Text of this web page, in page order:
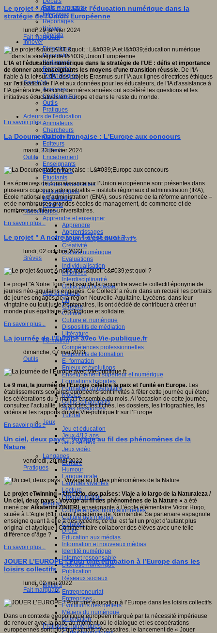
Faits marquants
Interviews
Reportages
Brèves
Agenda
Innover
Didactique
Dispositifs
Pédagogie
Recherche
Technologies
Savoir(s)
Analyses
Conférences
Outils
Pratiques
Acteurs de l'éducation
Animateurs
Chercheurs
Collectivités
Editeurs
EdTech
Encadrement
Enseignants
Entreprises
Etudiants
Filières industrielles
Institutionnels
Médiateurs
Parents
Thématiques
Apprendre et enseigner
Apprendre
Apprentissages
Apprentissages collaboratifs
Créativité
Culture numérique
Evaluations
Individualisation
Initiatives
Interdisciplinarité
Outils pour la classe
Arts et Culture
Art
Cinéma
Culture
Culture et numérique
Dispositifs de médiation
Littérature
Formation
Compétences professionnelles
Dispositifs de formation
E- formation
Enjeux et évolutions
Enseignement supérieur et numérique
Formations hybrides
Formation universitaire
Mooc’s
Outils collaboratifs
Sites ressources
Tutorat
Jeux
Jeu et éducation
Jeux 4/12 ans
Jeux sérieux
Jeux vidéo
Langages
Ecriture
Humour
Langue orale
Langues vivantes
Lecture
Programmation
Médias
Compétences informationnelles
Culture des médias
Curation
Droits
Education aux médias
Information et nouveaux médias
Identité numérique
Internet responsable
Littératie numérique
Publication
Réseaux sociaux
Métiers
Entrepreneuriat
Entreprises
Evolutions des métiers
Métiers du numérique
Orientation
Pratiques numériques
Le projet " AI4T " : L'IA et l'éducation numérique dans la
stratégie de l'Union Européenne
lundi, 29 janvier 2024
Fait marquant
L'IA et l'éducation numérique dans la stratégie de l'UE : défis et importance
de donner aux enseignants les moyens d'une transition réussie. De l'IA
fiable à la loi sur l'IA, des projets Erasmus sur l'IA aux lignes directrices éthiques
sur l'utilisation de l'IA et aux données pour les éducateurs, de l'IA d'assistance à
l'IA générative, les cinq dernières années ont accéléré les questions et les
initiatives éducatives en Europe et dans le reste du monde.
En savoir plus...
La Documentation française : L'Europe aux concours
mardi, 23 janvier 2024
Outils
Les épreuves de connaissance sur l’Union européenne sont présentes dans
plusieurs concours administratifs – instituts régionaux d’administration (IRA),
École nationale d’administration (ENA), sous réserve de la réforme annoncée –
et de nombreuses grandes écoles de management, de commerce et de
nombreuses filières universitaires.
En savoir plus...
Le projet " A notre tour " c'est quoi ?
lundi, 02 octobre 2023
Brèves
Le projet "A Notre Tour" est issu de la rencontre avec le collectif éponyme de
jeunes néo-aquitains engagés. Ce Collectif a réuni dans un recueil les portraits
de jeunes engagés de la région Nouvelle-Aquitaine. Lycéens, dans leur
vingtaine ou tout juste trentenaires, ils ont décidé de contribuer à créer un
monde plus égalitaire, écologique et solidaire.
En savoir plus...
La journée de l’Europe avec Vie-publique.fr
dimanche, 07 mai 2023
Outils
Le 9 mai, la journée de l’Europe célèbre la paix et l'unité en Europe. Les
établissements scolaires européens sont invités à fêter cette journée qui étend
les célébrations du 9 mai à l’ensemble du mois. A l’occasion de cette journée,
consultez l’actualité, les articles, les fiches, les dossiers, les infographies, les
vidéos et les rapports du site Vie-publique.fr sur l’Europe.
En savoir plus...
Un ciel, deux pays : Voyage au fil des phénomènes de la
Nature
vendredi, 20 mai 2022
Pratiques
Le projet eTwinning « Un cielo, dos países: Viaje a lo largo de la Naturaleza /
Un ciel, deux pays : Voyage au fil des phénomènes de la Nature » a été
mené par Aikaterini ZINIERI , enseignante à l’école élémentaire Victor Hugo,
située à L'Aigle (61), dans l’académie de Normandie. Sa partenaire espagnole
enseigne quant à elle à des lycéens, ce qui est fait un projet d’autant plus
original et atypique ! Comment faire collaborer des élèves avec une telle
différence d’âge ?
En savoir plus...
JOUER L’EUROPE ! Pour une éducation à l’Europe dans les
loisirs collectifs
lundi, 02 mai 2022
Fait marquant
Dans un contexte géopolitique européen marqué par la nécessité impérieuse
de renouer avec la paix, au moment où le dialogue et les coopérations
européennes sont plus que jamais nécessaires, le lancement de « Jouer